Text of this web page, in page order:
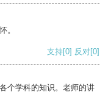
。
支持[0] 反对[0]
个学科的知识。老师的讲